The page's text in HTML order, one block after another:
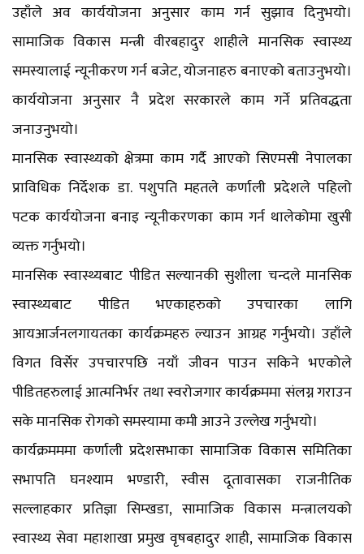
उहाँले अव कार्ययोजना अनुसार काम गर्न सुझाव दिनुभयो।
सामाजिक विकास मन्त्री वीरबहादुर शाहीले मानसिक स्वास्थ्य
समस्यालाई न्यूनीकरण गर्न बजेट, योजनाहरु बनाएको बताउनुभयो।
कार्ययोजना अनुसार नै प्रदेश सरकारले काम गर्ने प्रतिवद्धता
जनाउनुभयो।
मानसिक स्वास्थ्यको क्षेत्रमा काम गर्दै आएको सिएमसी नेपालका
प्राविधिक निर्देशक डा. पशुपति महतले कर्णाली प्रदेशले पहिलो
पटक कार्ययोजना बनाइ न्यूनीकरणका काम गर्न थालेकोमा खुसी
व्यक्त गर्नुभयो।
मानसिक स्वास्थ्यबाट पीडित सल्यानकी सुशीला चन्दले मानसिक
स्वास्थ्यबाट पीडित भएकाहरुको उपचारका लागि
आयआर्जनलगायतका कार्यक्रमहरु ल्याउन आग्रह गर्नुभयो। उहाँले
विगत विर्सेर उपचारपछि नयाँ जीवन पाउन सकिने भएकोले
पीडितहरुलाई आत्मनिर्भर तथा स्वरोजगार कार्यक्रममा संलग्न गराउन
सके मानसिक रोगको समस्यामा कमी आउने उल्लेख गर्नुभयो।
कार्यक्रमममा कर्णाली प्रदेशसभाका सामाजिक विकास समितिका
सभापति घनश्याम भण्डारी, स्वीस दूतावासका राजनीतिक
सल्लाहकार प्रतिज्ञा सिम्खडा, सामाजिक विकास मन्त्रालयको
स्वास्थ्य सेवा महाशाखा प्रमुख वृषबहादुर शाही, सामाजिक विकास